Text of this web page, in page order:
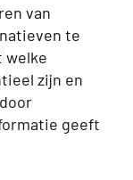
van
te
welke
zijn en
geeft